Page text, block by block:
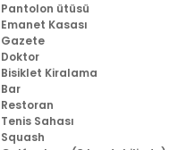
Pantolon ütüsü
Emanet Kasası
Gazete
Doktor
Bisiklet Kiralama
Bar
Restoran
Tenis Sahası
Squash